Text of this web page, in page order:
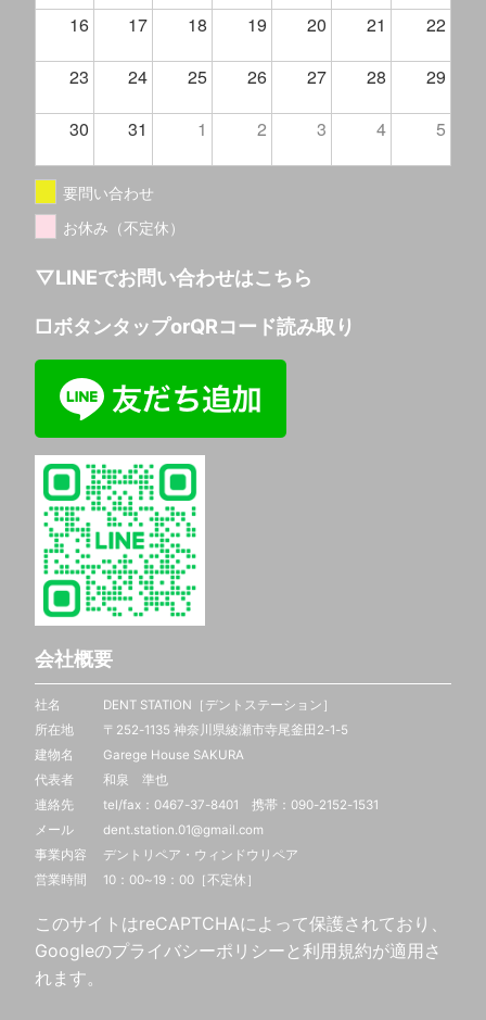
16 17 18 19 20 21 22
23 24 25 26 27 28 29
30 31 1 2 3 4 5
要問い合わせ
お休み（不定休）
▽LINEでお問い合わせはこちら
□ボタンタップorQRコード読み取り
会社概要
社名 DENT STATION［デントステーション］
所在地 〒252-1135 神奈川県綾瀬市寺尾釜田2-1-5
建物名 Garege House SAKURA
代表者 和泉 準也
連絡先 tel/fax：0467-37-8401 携帯： 090-2152-1531
メール dent.station.01@gmail.com
事業内容 デントリペア・ウィンドウリペア
営業時間 10：00~19：00［不定休］
このサイトはreCAPTCHAによって保護されており、
Googleのプライバシーポリシー と 利用規約が適用さ
れます。